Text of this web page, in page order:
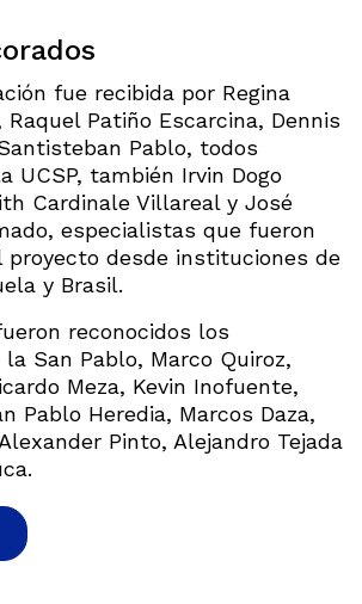
fue recibida por Regina
Raquel Patiño Escarcina, Dennis
Pablo, todos
UCSP, también Irvin Dogo
Cardinale Villareal y José
especialistas que fueron
proyecto desde instituciones de
y Brasil.
reconocidos los
San Pablo, Marco Quiroz,
Meza, Kevin Inofuente,
Pablo Heredia, Marcos Daza,
Pinto, Alejandro Tejada